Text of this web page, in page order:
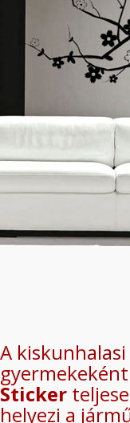
A kiskunhalasi
Sticker
helyezi a